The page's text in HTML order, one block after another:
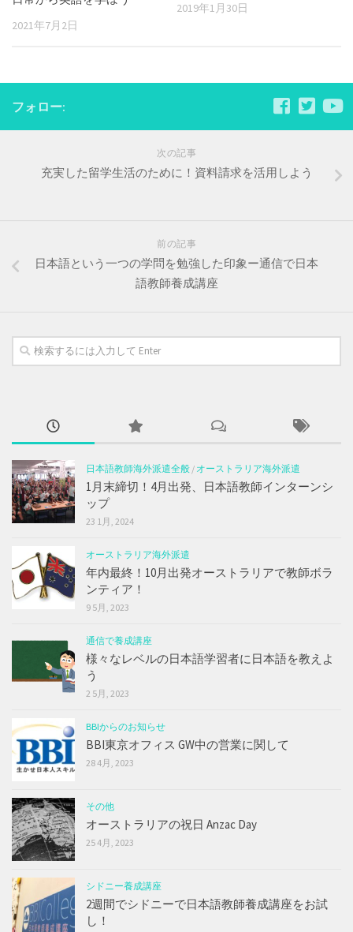
2021年7月2日
2019年1月30日
フォロー:
次の記事
充実した留学生活のために！資料請求を活用しよう
前の記事
日本語という一つの学問を勉強した印象ー通信で日本
語教師養成講座
日本語教師海外派遣全般 / オーストラリア海外派遣
1月末締切！4月出発、日本語教師インターンシ
ップ
23 1月, 2024
オーストラリア海外派遣
年内最終！10月出発オーストラリアで教師ボラ
ンティア！
9 5月, 2023
通信で養成講座
様々なレベルの日本語学習者に日本語を教えよ
う
2 5月, 2023
BBIからのお知らせ
BBI東京オフィス GW中の営業に関して
28 4月, 2023
その他
オーストラリアの祝日 Anzac Day
25 4月, 2023
シドニー養成講座
2週間でシドニーで日本語教師養成講座をお試
し！